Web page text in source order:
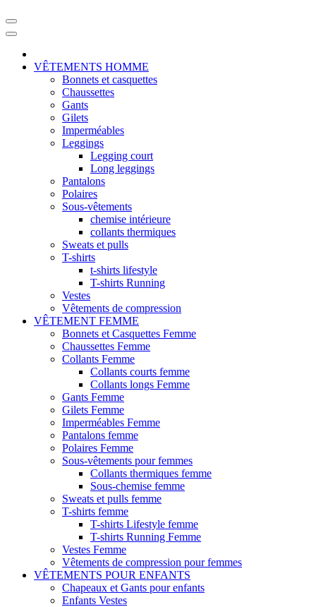
VÊTEMENTS HOMME
Bonnets et casquettes
Chaussettes
Gants
Gilets
Imperméables
Leggings
Legging court
Long leggings
Pantalons
Polaires
Sous-vêtements
chemise intérieure
collants thermiques
Sweats et pulls
T-shirts
t-shirts lifestyle
T-shirts Running
Vestes
Vêtements de compression
VÊTEMENT FEMME
Bonnets et Casquettes Femme
Chaussettes Femme
Collants Femme
Collants courts femme
Collants longs Femme
Gants Femme
Gilets Femme
Imperméables Femme
Pantalons femme
Polaires Femme
Sous-vêtements pour femmes
Collants thermiques femme
Sous-chemise femme
Sweats et pulls femme
T-shirts femme
T-shirts Lifestyle femme
T-shirts Running Femme
Vestes Femme
Vêtements de compression pour femmes
VÊTEMENTS POUR ENFANTS
Chapeaux et Gants pour enfants
Enfants Vestes